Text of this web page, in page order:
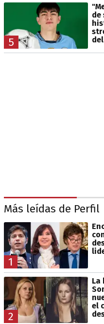
5
de
Más leídas de Perfil
1
2
La
el